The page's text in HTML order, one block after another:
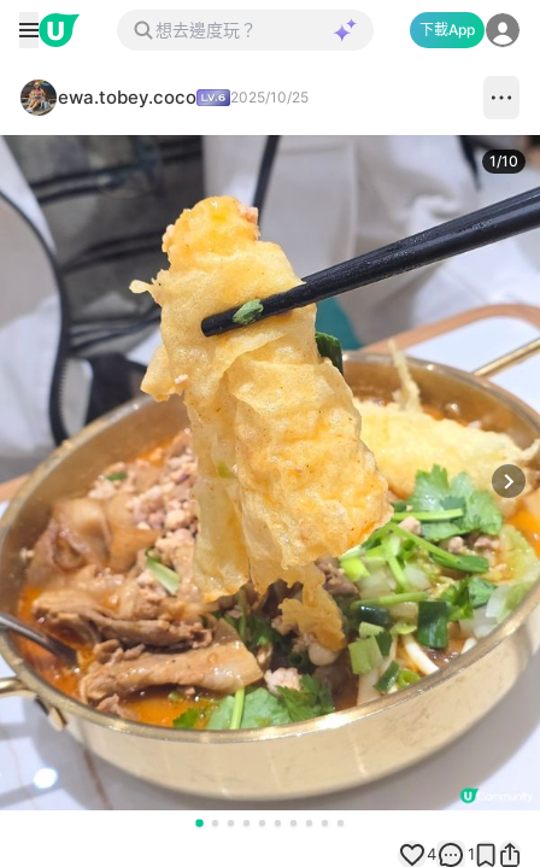
下載App
ewa.tobey.coco 2025/10/25
1/10
4 1